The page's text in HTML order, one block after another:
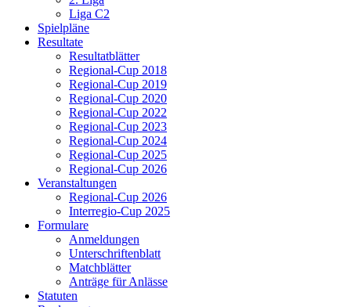
Liga C2
Spielpläne
Resultate
Resultatblätter
Regional-Cup 2018
Regional-Cup 2019
Regional-Cup 2020
Regional-Cup 2022
Regional-Cup 2023
Regional-Cup 2024
Regional-Cup 2025
Regional-Cup 2026
Veranstaltungen
Regional-Cup 2026
Interregio-Cup 2025
Formulare
Anmeldungen
Unterschriftenblatt
Matchblätter
Anträge für Anlässe
Statuten